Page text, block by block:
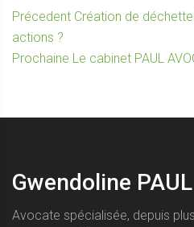
Navigation
de
Précedent Article
Création de
actions ?
Prochaine Article
Le cabinet PAUL
Gwendoline PAUL
Avocate spécialisée, depuis